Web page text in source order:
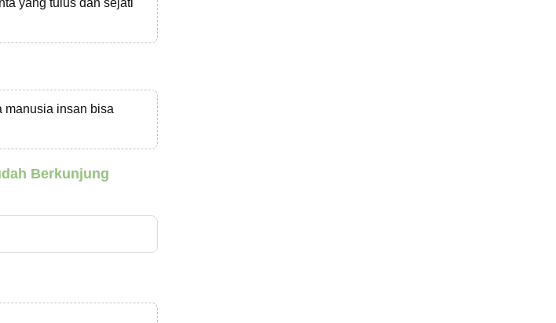
manusia insan bisa
Sudah Berkunjung